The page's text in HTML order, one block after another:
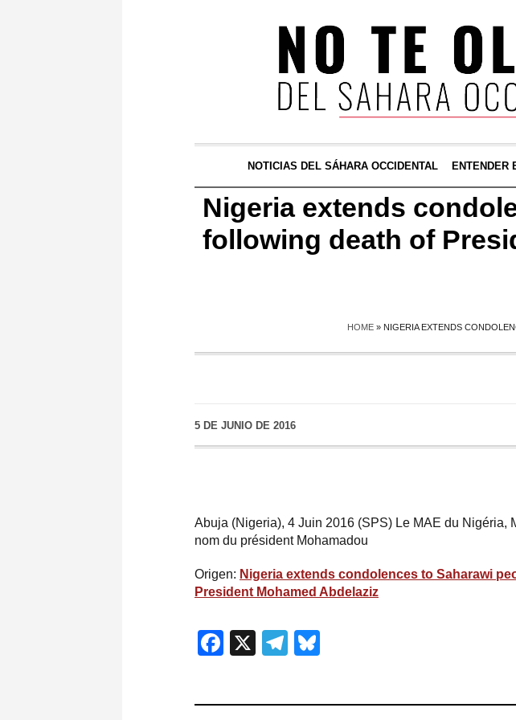
NOTICIAS DEL SÁHARA OCCIDENTAL ENTENDER
Nigeria extends
following death of
HOME » NIGERIA EXTENDS
5 DE JUNIO DE 2016
Abuja (Nigeria), 4 Juin 2016 (SPS) Le MAE du Nigéria,
nom du président Mohamadou
Origen: Nigeria extends condolences to Saharawi
President Mohamed Abdelaziz
Facebook
X Telegram